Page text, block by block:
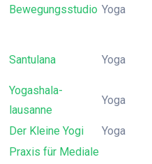
Bewegungsstudio Yoga
Santulana Yoga
Yogashala-
lausanne
Yoga
Der Kleine Yogi
Yoga
Praxis für Mediale